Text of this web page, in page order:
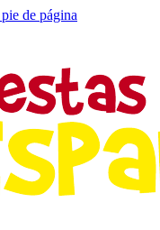
de página